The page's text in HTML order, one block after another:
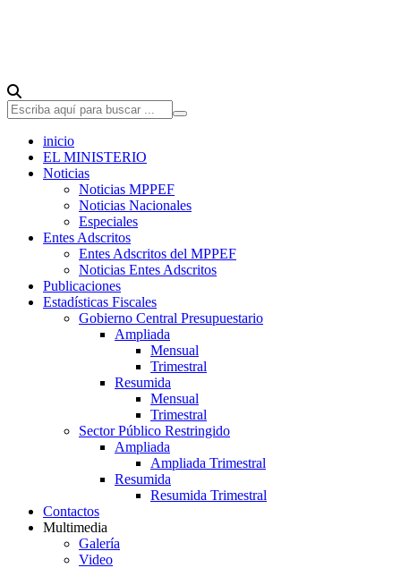
inicio
EL MINISTERIO
Noticias
Noticias MPPEF
Noticias Nacionales
Especiales
Entes Adscritos
Entes Adscritos del MPPEF
Noticias Entes Adscritos
Publicaciones
Estadísticas Fiscales
Gobierno Central Presupuestario
Ampliada
Mensual
Trimestral
Resumida
Mensual
Trimestral
Sector Público Restringido
Ampliada
Ampliada Trimestral
Resumida
Resumida Trimestral
Contactos
Multimedia
Galería
Video